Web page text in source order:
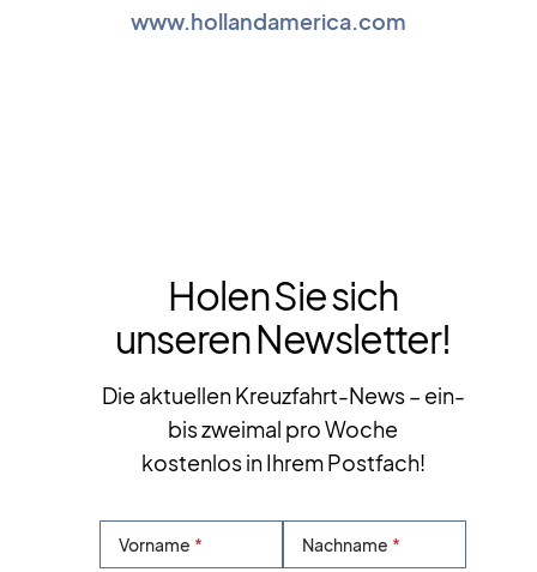
www.hollandamerica.com
Holen Sie sich
unseren Newsletter!
Die aktuellen Kreuzfahrt-News – ein-
bis zweimal pro Woche
kostenlos in Ihrem Postfach!
Vorname Nachname